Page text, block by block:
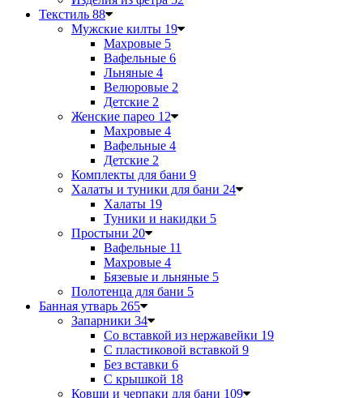
Текстиль 88
Мужские килты 19
Махровые 5
Вафельные 6
Льняные 4
Велюровые 2
Детские 2
Женские парео 12
Махровые 4
Вафельные 4
Детские 2
Комплекты для бани 9
Халаты и туники для бани 24
Халаты 19
Туники и накидки 5
Простыни 20
Вафельные 11
Махровые 4
Бязевые и льняные 5
Полотенца для бани 5
Банная утварь 265
Запарники 34
Со вставкой из нержавейки 19
С пластиковой вставкой 9
Без вставки 6
С крышкой 18
Ковши и черпаки для бани 109